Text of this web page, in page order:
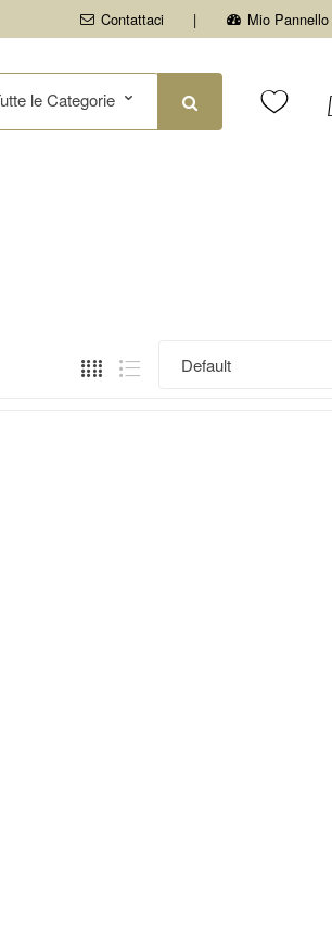
Contattaci Mio Pannello